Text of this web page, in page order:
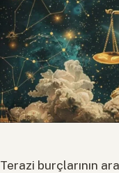
Terazi burçlarının